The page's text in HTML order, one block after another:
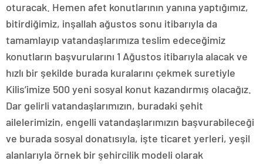
oturacak. Hemen afet konutlarının yanına yaptığımız,
bitirdiğimiz, inşallah ağustos sonu itibarıyla da
tamamlayıp vatandaşlarımıza teslim edeceğimiz
konutların başvurularını 1 Ağustos itibarıyla alacak ve
hızlı bir şekilde burada kuralarını çekmek suretiyle
Kilis’imize 500 yeni sosyal konut kazandırmış olacağız.
Dar gelirli vatandaşlarımızın, buradaki şehit
ailelerimizin, engelli vatandaşlarımızın başvurabileceği
ve burada sosyal donatısıyla, işte ticaret yerleri, yeşil
alanlarıyla örnek bir şehircilik modeli olarak